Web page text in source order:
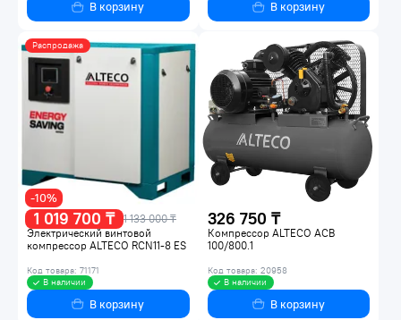
В корзину В корзину
Распродажа
1 019 700 ₸ 1 133 000 ₸
-10%
Электрический винтовой
компрессор ALTECO RCN11-8 ES
Код товара: 71171
В наличии
В корзину
326 750 ₸
Компрессор ALTECO ACB
100/800.1
Код товара: 20958
В наличии
В корзину